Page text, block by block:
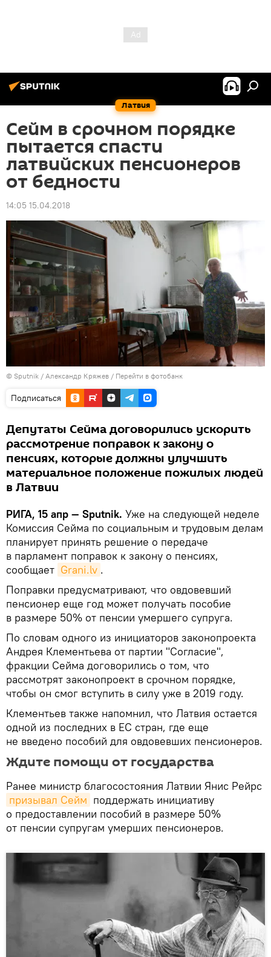
Латвия
Сейм в срочном порядке
пытается спасти
латвийских пенсионеров
от бедности
14:05 15.04.2018
© Sputnik / Александр Кряжев / Перейти в фотобанк
Подписаться
Депутаты Сейма договорились ускорить
рассмотрение поправок к закону о
пенсиях, которые должны улучшить
материальное положение пожилых людей
в Латвии
РИГА, 15 апр — Sputnik. Уже на следующей неделе
Комиссия Сейма по социальным и трудовым делам
планирует принять решение о передаче
в парламент поправок к закону о пенсиях,
сообщает Grani.lv .
Поправки предусматривают, что овдовевший
пенсионер еще год может получать пособие
в размере 50% от пенсии умершего супруга.
По словам одного из инициаторов законопроекта
Андрея Клементьева от партии "Согласие",
фракции Сейма договорились о том, что
рассмотрят законопроект в срочном порядке,
чтобы он смог вступить в силу уже в 2019 году.
Клементьев также напомнил, что Латвия остается
одной из последних в ЕС стран, где еще
не введено пособий для овдовевших пенсионеров.
Ждите помощи от государства
Ранее министр благосостояния Латвии Янис Рейрс
призывал Сейм поддержать инициативу
о предоставлении пособий в размере 50%
от пенсии супругам умерших пенсионеров.